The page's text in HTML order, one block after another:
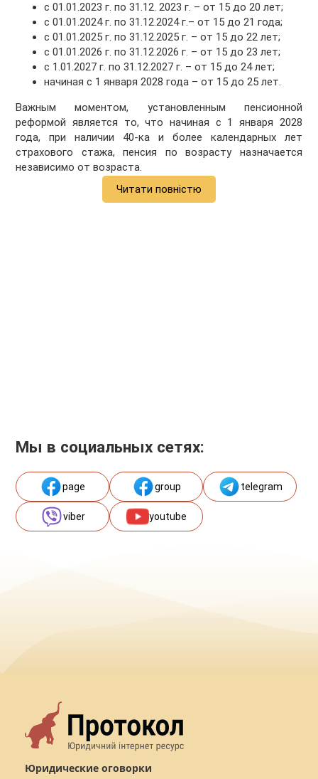
с 01.01.2023 г. по 31.12. 2023 г. – от 15 до 20 лет;
с 01.01.2024 г. по 31.12.2024 г.– от 15 до 21 года;
с 01.01.2025 г. по 31.12.2025 г. – от 15 до 22 лет;
с 01.01.2026 г. по 31.12.2026 г. – от 15 до 23 лет;
с 1.01.2027 г. по 31.12.2027 г. – от 15 до 24 лет;
начиная с 1 января 2028 года – от 15 до 25 лет.
Важным моментом, установленным пенсионной
реформой является то, что начиная с 1 января 2028
года, при наличии 40-ка и более календарных лет
страхового стажа, пенсия по возрасту назначается
независимо от возраста.
Читати повністю
Мы в социальных сетях:
page group telegram
viber youtube
Юридические оговорки